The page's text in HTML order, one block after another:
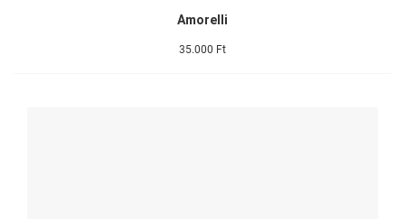
Amorelli
35.000 Ft